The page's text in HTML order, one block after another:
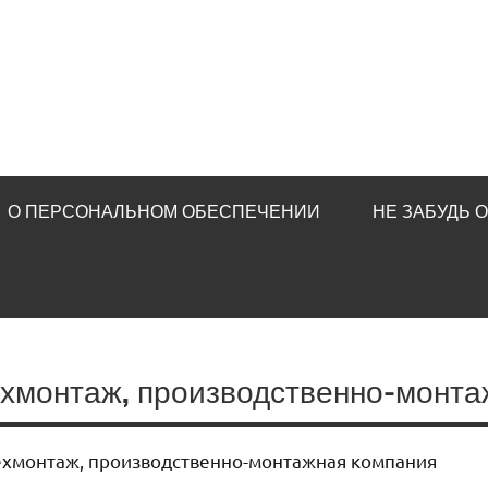
О ПЕРСОНАЛЬНОМ ОБЕСПЕЧЕНИИ НЕ ЗАБУДЬ
производственно-
производственно-монтажная компания